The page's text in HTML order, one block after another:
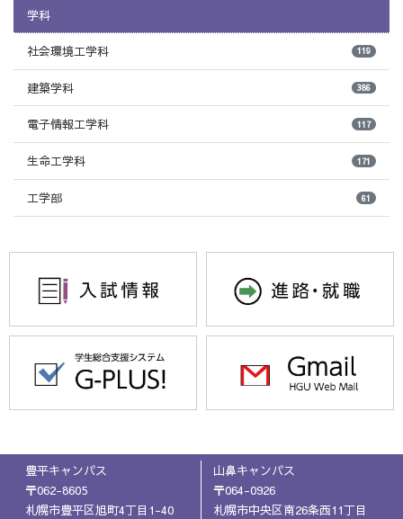
学科
社会環境工学科 119
建築学科 386
電子情報工学科 117
生命工学科 171
工学部 61
豊平キャンパス
〒062-8605
札幌市豊平区旭町4丁目1-40
山鼻キャンパス
〒064-0926
札幌市中央区南26条西11丁目